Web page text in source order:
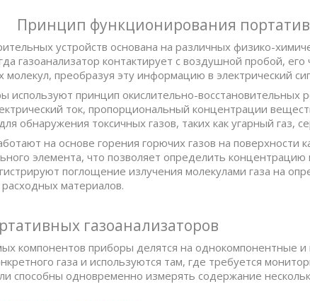
Принцип функционирования
устройств основана на различных физико-
газоанализатор контактирует с воздушной пробой,
преобразуя эту информацию в электрический
используют принцип окислительно-восстановительных
ток, пропорциональный концентрации
обнаружения токсичных газов, таких как угарный газ,
на основе горения горючих газов на
элемента, что позволяет определить
поглощение излучения молекулами газа на
материалов.
газоанализаторов
компонентов приборы делятся на однокомпонентные
газа и используются там, где требуется
способны одновременно измерять содержание